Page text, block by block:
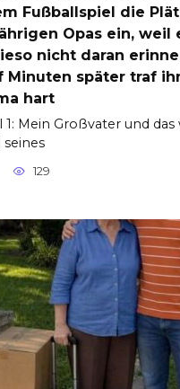
Fußballspiel die
Opas ein, weil
nicht daran
Minuten später traf
hart
1: Mein Großvater und
seines
129